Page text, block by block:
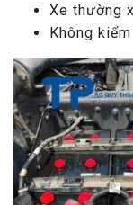
Xe thường
Không